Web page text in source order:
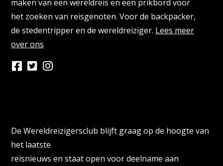
maken van een wereldreis en een prikbord voor
het zoeken van reisgenoten. Voor de backpacker,
de stedentripper en de wereldreiziger. Lees meer
over ons
De Wereldreizigersclub blijft graag op de hoogte van
het laatste
reisnieuws en staat open voor deelname aan